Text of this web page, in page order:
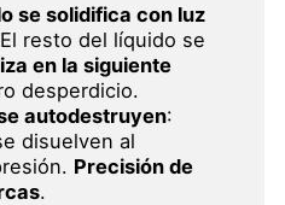
se solidifica con luz
resto del líquido se
en la siguiente
desperdicio.
autodestruyen:
disuelven al
Precisión de
.